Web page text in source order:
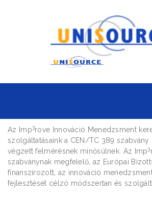
Innováció-
Az Imp3rove Innováció Menedzsment
szolgáltatásaink a CEN/TC 389
végzett felmérésnek minősülnek. Az Imp3
szabványnak megfelelő, az Európai
finanszírozott, az innováció
fejlesztését célzó módszertan és